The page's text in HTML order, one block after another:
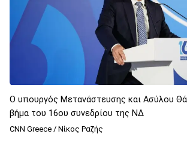
Ο υπουργός Μετανάστευσης και Ασύλου
βήμα του 16ου συνεδρίου της ΝΔ
CNN Greece / Νίκος Ραζής